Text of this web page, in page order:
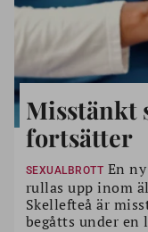
Misstänkt
fortsätter
SEXUALBROTT En
rullas upp inom
Skellefteå är
begåtts under en